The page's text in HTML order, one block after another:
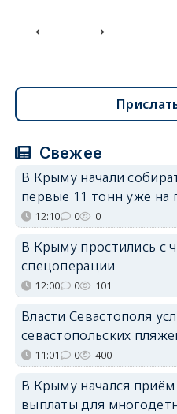
Свежее
В Крыму начали
первые 11 тонн уже на
12:10 0 0
В Крыму простились с
спецоперации
12:00 0 101
Власти Севастополя
севастопольских
11:01 0 400
В Крыму начался
выплаты для